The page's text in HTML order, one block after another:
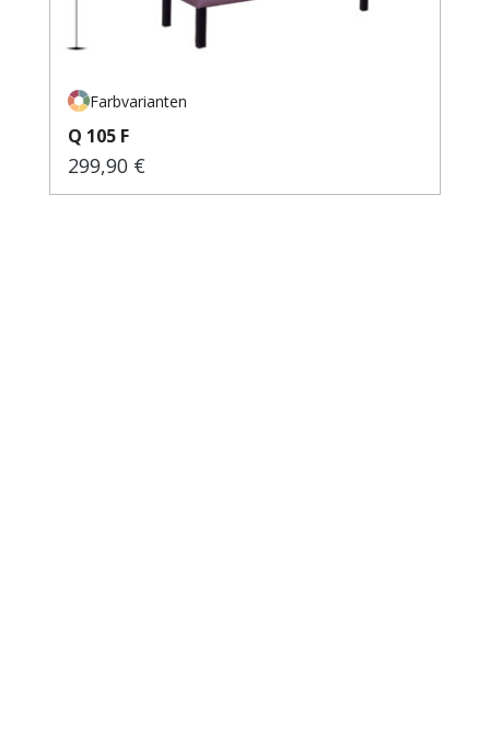
Farbvarianten
Q 105 F
Regulärer Preis:
299,90 €